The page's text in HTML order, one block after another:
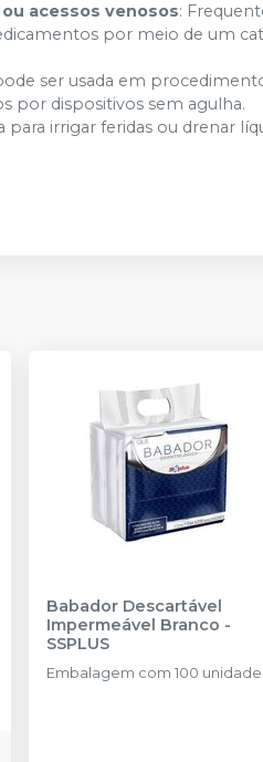
acessos venosos:
por meio de um
ser usada em
por dispositivos sem agulha.
para irrigar feridas ou drenar
Babador Descartável
Impermeável Branco -
SSPLUS
Embalagem com 100